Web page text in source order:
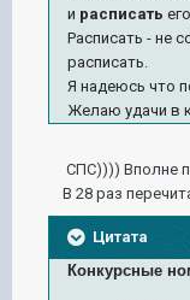
и расписать
Расписать - не
расписать.
Я надеюсь что
Желаю удачи в
СПС)))) Вполне
В 28 раз
Цитата
Конкурсные